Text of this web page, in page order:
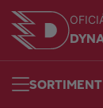
SORTIMENT